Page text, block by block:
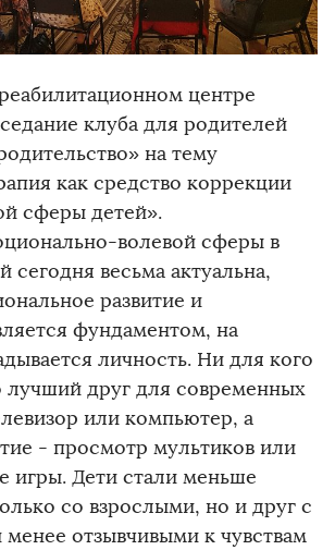
центре
клуба для родителей
на тему
как средство коррекции
сферы детей».
волевой сферы в
сегодня весьма актуальна,
развитие и
фундаментом, на
личность. Ни для кого
лучший друг для современных
или компьютер, а
- просмотр мультиков или
игры. Дети стали меньше
со взрослыми, но и друг с
отзывчивыми к чувствам